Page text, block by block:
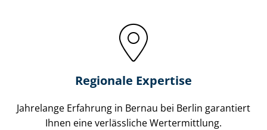
Regionale Expertise
Jahrelange Erfahrung in Bernau bei Berlin garantiert
Ihnen eine verlässliche Wertermittlung.